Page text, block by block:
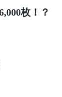
枚！？